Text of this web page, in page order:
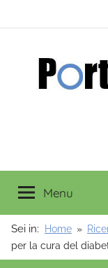
Menu
Sei in: Home
per la cura del